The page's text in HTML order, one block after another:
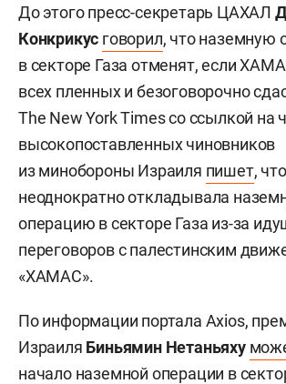
До этого пресс-секретарь ЦАХАЛ
Конкрикус говорил, что наземную
в секторе Газа отменят, если
всех пленных и безоговорочно
The New York Times со ссылкой на
высокопоставленных чиновников
из минобороны Израиля пишет,
неоднократно откладывала
операцию в секторе Газа из-за
переговоров с палестинским
«ХАМАС».
По информации портала Axios,
Израиля Биньямин Нетаньяху
начало наземной операции в